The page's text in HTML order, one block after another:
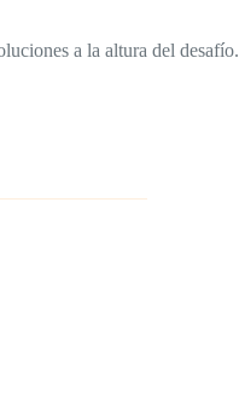
a la altura del desafío.